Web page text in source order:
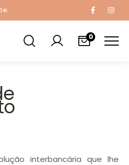
0
interbancária que lhe